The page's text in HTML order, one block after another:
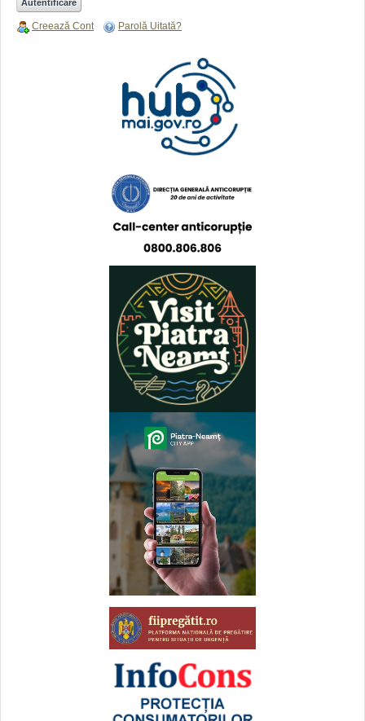
Creează Cont Parolă Uitată?